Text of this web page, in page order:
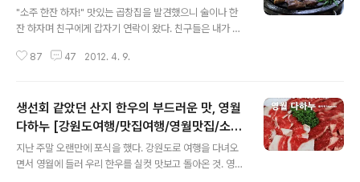
"소주 한잔 하자!" 맛있는 곱창집을 발견했으니 술이나 한
잔 하자며 친구에게 갑자기 연락이 왔다. 친구들은 내가 술
지게 먹을 수 있다는 말로 회유했다. 주말인데다가 곱창이
어 블로그에 올려야겠다는 생각으로 카메라까지 챙겨 교하
신도시로 향했다. 친구들부터 만나 간단히 인사를 하고 곱
창집에 들어가 자리를 잡고 앉았다. 황소곱창이라는 심플
한 이름의 곱창집은 테이블이 몇 개 되지 않는 아담한 규모
87 47 2012. 4. 9.
생선회 같았던 산지 한우의 부드러운 맛, 영월
다하누 [강원도여행/맛집여행/영월맛집/소고
기맛집/한우맛집]
지난 주말 오랜만에 포식을 했다. 강원도로 여행을 다녀오
면서 영월에 들러 우리 한우를 실컷 맛보고 돌아온 것. 영월